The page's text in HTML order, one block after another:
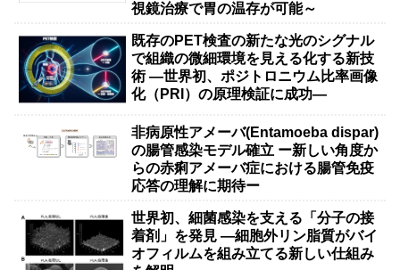
視鏡治療で胃の温存が可能～
既存のPET検査の新たな光のシグナル
で組織の微細環境を見える化する新技
術 ―世界初、ポジトロニウム比率画像
化（PRI）の原理検証に成功―
非病原性アメーバ(Entamoeba dispar)
の腸管感染モデル確立 ー新しい角度か
らの赤痢アメーバ症における腸管免疫
応答の理解に期待ー
世界初、細菌感染を支える「分子の接
着剤」を発見 ―細胞外リン脂質がバイ
オフィルムを組み立てる新しい仕組み